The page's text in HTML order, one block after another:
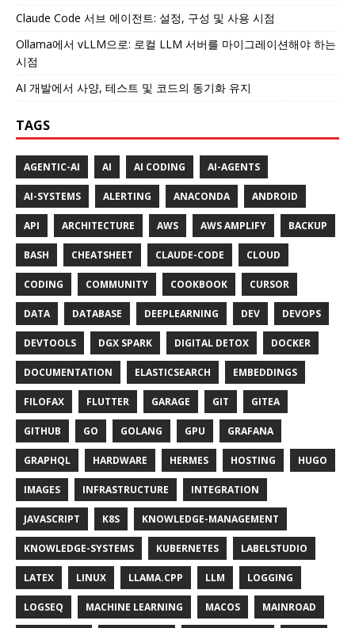
Claude Code 서브 에이전트: 설정, 구성 및 사용 시점
Ollama에서 vLLM으로: 로컬 LLM 서버를 마이그레이션해야 하는
시점
AI 개발에서 사양, 테스트 및 코드의 동기화 유지
TAGS
AGENTIC-AI AI AI CODING AI-AGENTS
AI-SYSTEMS ALERTING ANACONDA ANDROID
API ARCHITECTURE AWS AWS AMPLIFY BACKUP
BASH CHEATSHEET CLAUDE-CODE CLOUD
CODING COMMUNITY COOKBOOK CURSOR
DATA DATABASE DEEPLEARNING DEV DEVOPS
DEVTOOLS DGX SPARK DIGITAL DETOX DOCKER
DOCUMENTATION ELASTICSEARCH EMBEDDINGS
FILOFAX FLUTTER GARAGE GIT GITEA
GITHUB GO GOLANG GPU GRAFANA
GRAPHQL HARDWARE HERMES HOSTING HUGO
IMAGES INFRASTRUCTURE INTEGRATION
JAVASCRIPT K8S KNOWLEDGE-MANAGEMENT
KNOWLEDGE-SYSTEMS KUBERNETES LABELSTUDIO
LATEX LINUX LLAMA.CPP LLM LOGGING
LOGSEQ MACHINE LEARNING MACOS MAINROAD